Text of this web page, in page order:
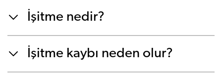
İşitme nedir?
İşitme kaybı neden olur?